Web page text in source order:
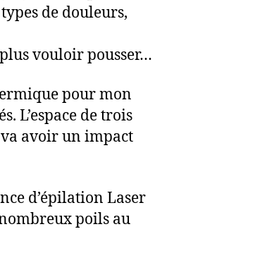
de douleurs,
vouloir pousser…
pour mon
L’espace de trois
avoir un impact
d’épilation Laser
poils au